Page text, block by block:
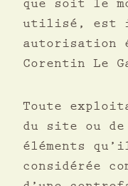
que soit le
utilisé, est
autorisation
Corentin Le
Toute
du site ou de
éléments
considérée